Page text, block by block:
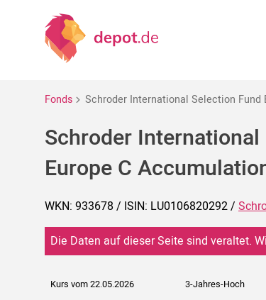
Fonds Schroder International Selection Fund
Schroder
Europe C
WKN: 933678 / ISIN: LU0106820292 /
Die Daten auf dieser Seite sind veraltet.
Kurs vom 22.05.2026 3-Jahres-Hoch